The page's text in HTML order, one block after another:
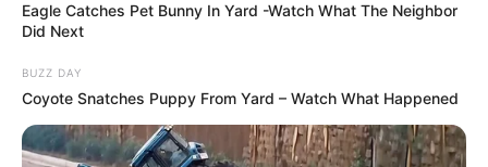
Eagle Catches Pet Bunny In Yard -Watch What The Neighbor
Did Next
BUZZ DAY
Coyote Snatches Puppy From Yard – Watch What Happened